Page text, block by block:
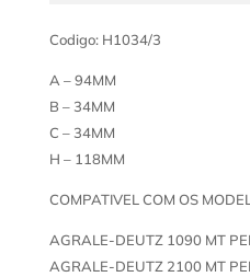
Codigo: H1034/3
A – 94MM
B – 34MM
C – 34MM
H – 118MM
COMPATIVEL COM OS
AGRALE-DEUTZ 1090 MT
AGRALE-DEUTZ 2100 MT